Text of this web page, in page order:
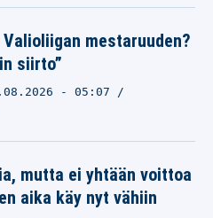
mestaruuden?
siirto”
- 05:07
mutta ei yhtään voittoa
aika käy nyt vähiin